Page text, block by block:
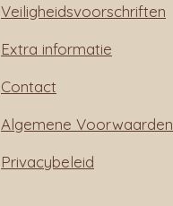
Veiligheidsvoorschriften
Extra informatie
Contact
Algemene Voorwaarden
Privacybeleid